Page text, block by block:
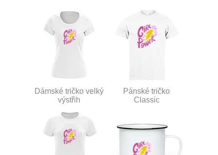
Dámské tričko velký
výstřih
Pánské tričko
Classic